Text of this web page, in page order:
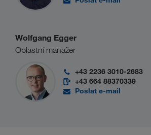
Wolfgang Egger
Oblastní manažer
+43 2236 3010-2683
+43 664 88370339
Poslat e-mail